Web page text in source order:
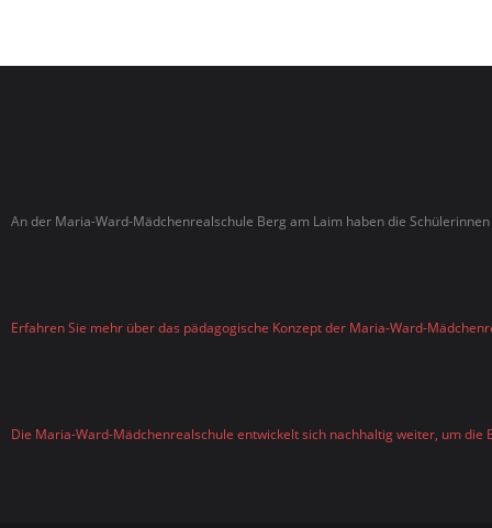
An der Maria-Ward-Mädchenrealschule Berg am Laim haben die
Erfahren Sie mehr über das pädagogische Konzept der Maria-Ward-
Die Maria-Ward-Mädchenrealschule entwickelt sich nachhaltig weiter, um die